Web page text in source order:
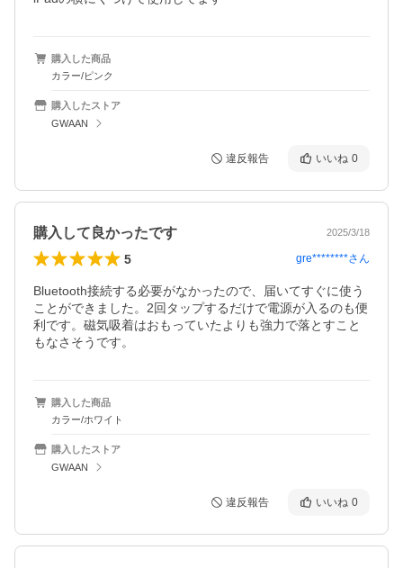
購入した商品
カラー/ピンク
購入したストア
GWAAN
違反報告 いいね 0
購入して良かったです 2025/3/18
5 gre********さん
Bluetooth接続する必要がなかったので、届いてすぐに使う
ことができました。2回タップするだけで電源が入るのも便
利です。磁気吸着はおもっていたよりも強力で落とすこと
もなさそうです。
購入した商品
カラー/ホワイト
購入したストア
GWAAN
違反報告 いいね 0